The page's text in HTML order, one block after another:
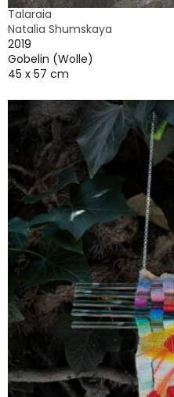
Talaraia
Natalia Shumskaya
2019
Gobelin (Wolle)
45 x 57 cm